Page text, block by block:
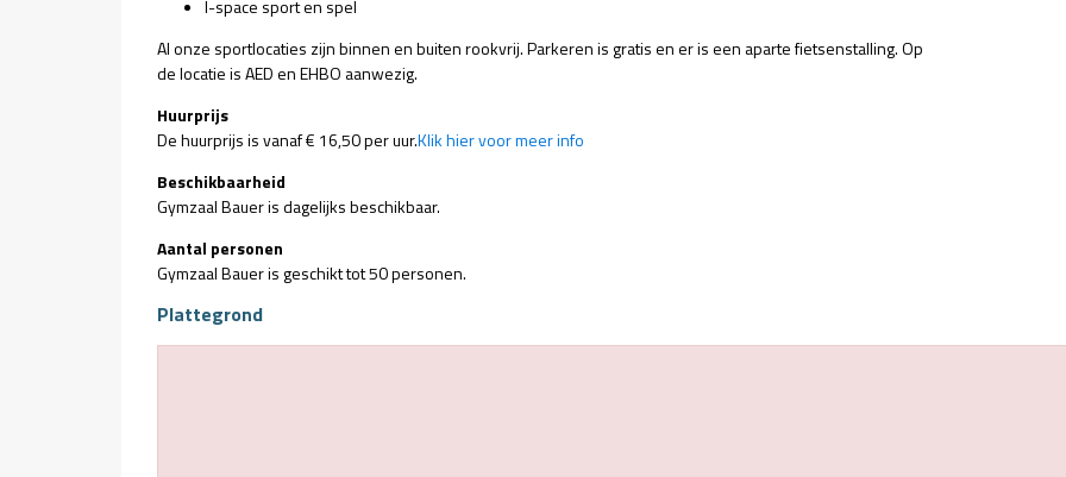
I-space sport en spel
Al onze sportlocaties zijn binnen en buiten rookvrij. Parkeren is gratis en er is een aparte fietsenstalling. Op
de locatie is AED en EHBO aanwezig.
Huurprijs
De huurprijs is vanaf € 16,50 per uur.Klik hier voor meer info
Beschikbaarheid
Gymzaal Bauer is dagelijks beschikbaar.
Aantal personen
Gymzaal Bauer is geschikt tot 50 personen.
Plattegrond